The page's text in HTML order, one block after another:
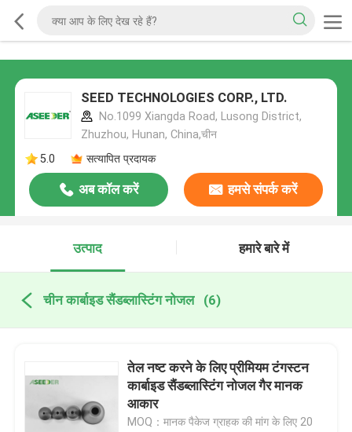
SEED TECHNOLOGIES CORP., LTD.
No.1099 Xiangda Road, Lusong District,
Zhuzhou, Hunan, China,चीन
5.0
सत्यापित प्रदायक
अब कॉल करें हमसे संपर्क करें
उत्पाद हमारे बारे में
चीन कार्बाइड सैंडब्लास्टिंग नोजल (6)
तेल नष्ट करने के लिए प्रीमियम टंगस्टन
कार्बाइड सैंडब्लास्टिंग नोजल गैर मानक
आकार
MOQ：मानक पैकेज ग्राहक की मांग के लिए 20